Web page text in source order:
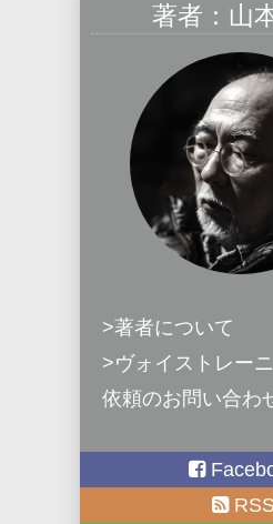
著者：山
>著者について
>ヴォイストレー
依頼のお問い合わ